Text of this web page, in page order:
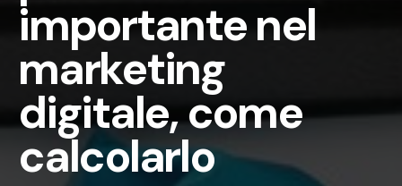
importante nel
marketing
digitale, come
calcolarlo